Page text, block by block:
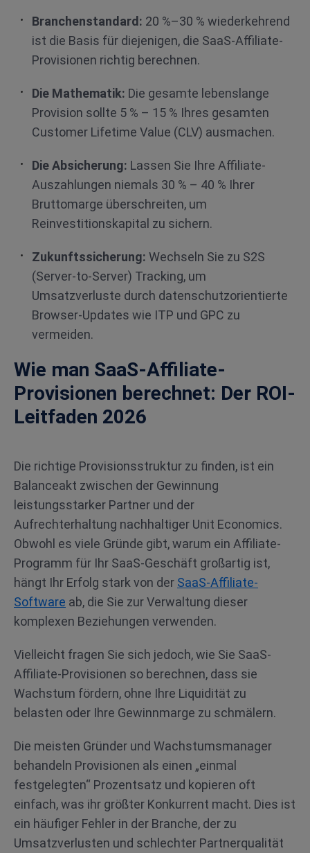
Branchenstandard: 20 %–30 % wiederkehrend
ist die Basis für diejenigen, die SaaS-Affiliate-
Provisionen richtig berechnen.
Die Mathematik: Die gesamte lebenslange
Provision sollte 5 % – 15 % Ihres gesamten
Customer Lifetime Value (CLV) ausmachen.
Die Absicherung: Lassen Sie Ihre Affiliate-
Auszahlungen niemals 30 % – 40 % Ihrer
Bruttomarge überschreiten, um
Reinvestitionskapital zu sichern.
Zukunftssicherung: Wechseln Sie zu S2S
(Server-to-Server) Tracking, um
Umsatzverluste durch datenschutzorientierte
Browser-Updates wie ITP und GPC zu
vermeiden.
Wie man SaaS-Affiliate-
Provisionen berechnet: Der ROI-
Leitfaden 2026
Die richtige Provisionsstruktur zu finden, ist ein
Balanceakt zwischen der Gewinnung
leistungsstarker Partner und der
Aufrechterhaltung nachhaltiger Unit Economics.
Obwohl es viele Gründe gibt, warum ein Affiliate-
Programm für Ihr SaaS-Geschäft großartig ist,
hängt Ihr Erfolg stark von der SaaS-Affiliate-
Software ab, die Sie zur Verwaltung dieser
komplexen Beziehungen verwenden.
Vielleicht fragen Sie sich jedoch, wie Sie SaaS-
Affiliate-Provisionen so berechnen, dass sie
Wachstum fördern, ohne Ihre Liquidität zu
belasten oder Ihre Gewinnmarge zu schmälern.
Die meisten Gründer und Wachstumsmanager
behandeln Provisionen als einen „einmal
festgelegten“ Prozentsatz und kopieren oft
einfach, was ihr größter Konkurrent macht. Dies ist
ein häufiger Fehler in der Branche, der zu
Umsatzverlusten und schlechter Partnerqualität